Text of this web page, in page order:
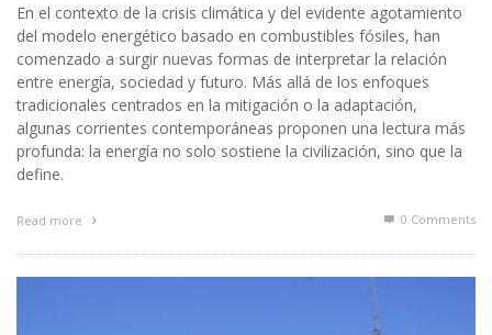
En el contexto de la crisis climática y del evidente agotamiento
del modelo energético basado en combustibles fósiles, han
comenzado a surgir nuevas formas de interpretar la relación
entre energía, sociedad y futuro. Más allá de los enfoques
tradicionales centrados en la mitigación o la adaptación,
algunas corrientes contemporáneas proponen una lectura más
profunda: la energía no solo sostiene la civilización, sino que la
define.
Read more 0 Comments